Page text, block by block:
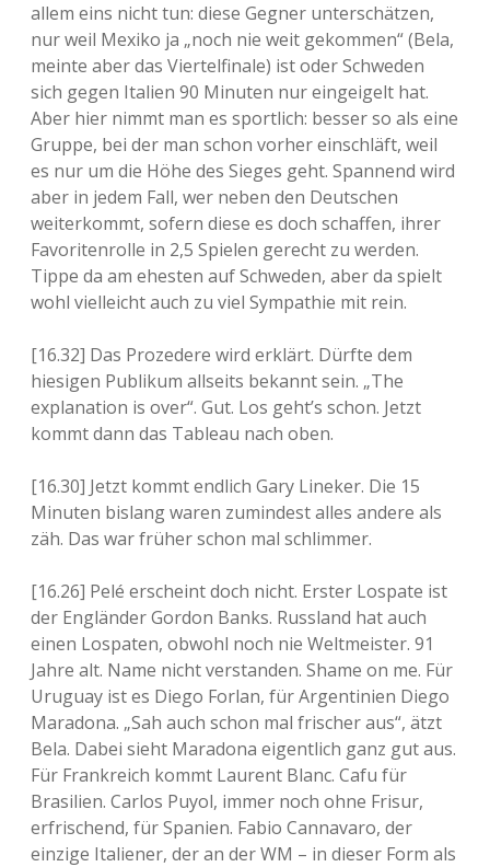
allem eins nicht tun: diese Gegner unterschätzen,
nur weil Mexiko ja „noch nie weit gekommen“ (Bela,
meinte aber das Viertelfinale) ist oder Schweden
sich gegen Italien 90 Minuten nur eingeigelt hat.
Aber hier nimmt man es sportlich: besser so als eine
Gruppe, bei der man schon vorher einschläft, weil
es nur um die Höhe des Sieges geht. Spannend wird
aber in jedem Fall, wer neben den Deutschen
weiterkommt, sofern diese es doch schaffen, ihrer
Favoritenrolle in 2,5 Spielen gerecht zu werden.
Tippe da am ehesten auf Schweden, aber da spielt
wohl vielleicht auch zu viel Sympathie mit rein.
[16.32] Das Prozedere wird erklärt. Dürfte dem
hiesigen Publikum allseits bekannt sein. „The
explanation is over“. Gut. Los geht’s schon. Jetzt
kommt dann das Tableau nach oben.
[16.30] Jetzt kommt endlich Gary Lineker. Die 15
Minuten bislang waren zumindest alles andere als
zäh. Das war früher schon mal schlimmer.
[16.26] Pelé erscheint doch nicht. Erster Lospate ist
der Engländer Gordon Banks. Russland hat auch
einen Lospaten, obwohl noch nie Weltmeister. 91
Jahre alt. Name nicht verstanden. Shame on me. Für
Uruguay ist es Diego Forlan, für Argentinien Diego
Maradona. „Sah auch schon mal frischer aus“, ätzt
Bela. Dabei sieht Maradona eigentlich ganz gut aus.
Für Frankreich kommt Laurent Blanc. Cafu für
Brasilien. Carlos Puyol, immer noch ohne Frisur,
erfrischend, für Spanien. Fabio Cannavaro, der
einzige Italiener, der an der WM – in dieser Form als